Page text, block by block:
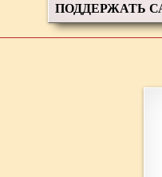
ПОДДЕРЖАТЬ